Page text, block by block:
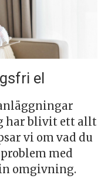
el
har blivit ett allt
vi om vad du
med
omgivning.